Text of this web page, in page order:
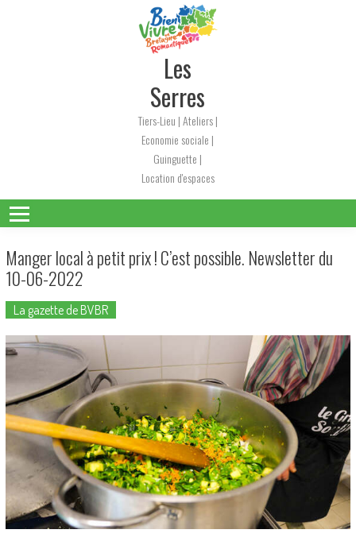
Les
Serres
Tiers-Lieu | Ateliers |
Economie sociale |
Guinguette |
Location d'espaces
Manger local à petit prix ! C’est possible. Newsletter du
10-06-2022
La gazette de BVBR